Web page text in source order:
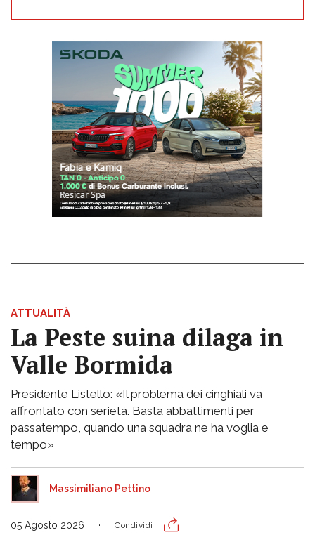
ATTUALITÀ
La Peste suina dilaga in
Valle Bormida
Presidente Listello: «Il problema dei cinghiali va
affrontato con serietà. Basta abbattimenti per
passatempo, quando una squadra ne ha voglia e
tempo»
Massimiliano Pettino
05 Agosto 2026 Condividi